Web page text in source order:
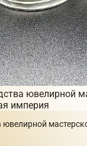
ювелирной